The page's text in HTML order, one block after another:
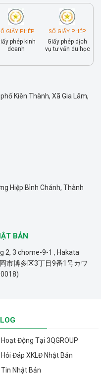
GIẤY PHÉP
phép kinh
doanh
SỐ GIẤY PHÉP
Giấy phép dịch
vụ tư vấn du học
Kiên Thành, Xã Gia Lâm,
Hiệp Bình Chánh, Thành
BẢN
2, 3 chome-9-1 , Hakata
市博多区3丁目9番1号カワ
Hoạt Động Tại 3QGROUP
Hỏi Đáp XKLĐ Nhật Bản
Tin Nhật Bản